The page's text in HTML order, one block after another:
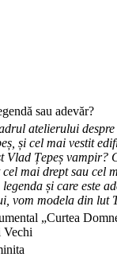
sau adevăr?
atelierului
și cel mai vestit
Vlad Țepeș vampir?
cel mai drept sau cel
și care este
vom modela din lut
„Curtea
Vechi